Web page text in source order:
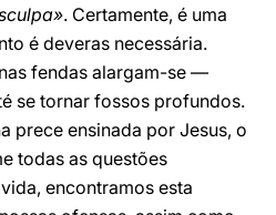
. Certamente, é uma
é deveras necessária.
fendas alargam-se —
se tornar fossos profundos.
prece ensinada por Jesus, o
todas as questões
encontramos esta